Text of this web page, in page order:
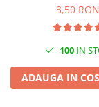
3,50 RON
100 IN
ADAUGA IN COS